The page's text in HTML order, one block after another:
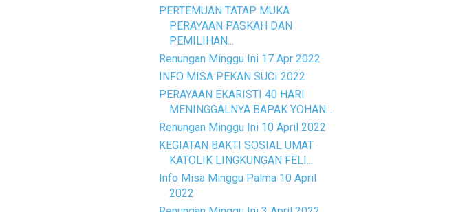
PERTEMUAN TATAP MUKA
PERAYAAN PASKAH DAN
PEMILIHAN...
Renungan Minggu Ini 17 Apr 2022
INFO MISA PEKAN SUCI 2022
PERAYAAN EKARISTI 40 HARI
MENINGGALNYA BAPAK YOHAN...
Renungan Minggu Ini 10 April 2022
KEGIATAN BAKTI SOSIAL UMAT
KATOLIK LINGKUNGAN FELI...
Info Misa Minggu Palma 10 April
2022